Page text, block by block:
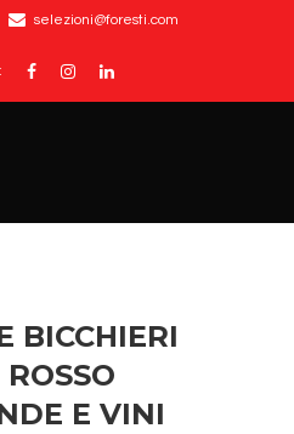
selezioni@foresti.com
BICCHIERI
E VINI